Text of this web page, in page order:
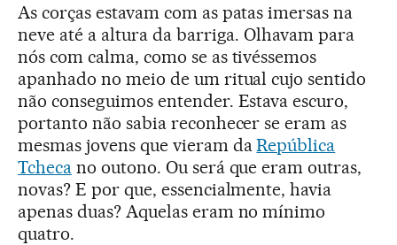
As corças estavam com as patas imersas na
neve até a altura da barriga. Olhavam para
nós com calma, como se as tivéssemos
apanhado no meio de um ritual cujo sentido
não conseguimos entender. Estava escuro,
portanto não sabia reconhecer se eram as
mesmas jovens que vieram daRepública
Tchecano outono. Ou será que eram outras,
novas? E por que, essencialmente, havia
apenas duas? Aquelas eram no mínimo
quatro.